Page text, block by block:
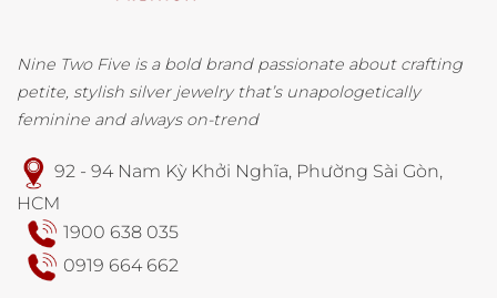
Nine Two Five is a bold brand passionate about crafting
petite, stylish silver jewelry that’s unapologetically
feminine and always on-trend
92 - 94 Nam Kỳ Khởi Nghĩa, Phường Sài Gòn,
HCM
1900 638 035
0919 664 662